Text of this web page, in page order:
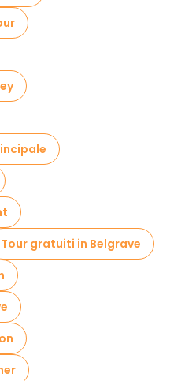
Tour gratuiti in Belgrave